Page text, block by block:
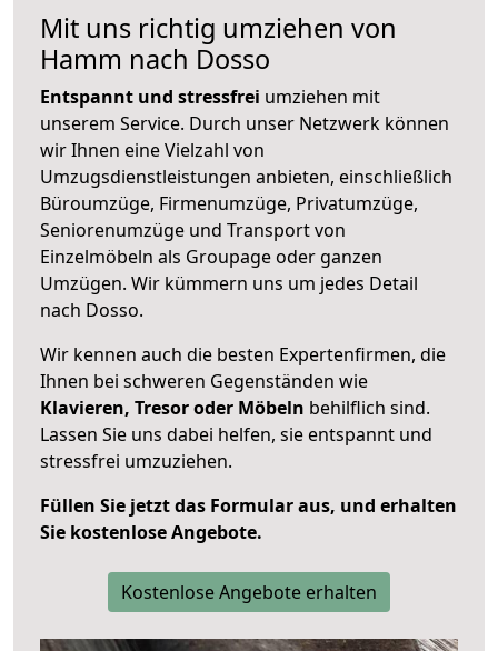
Mit uns richtig umziehen von
Hamm nach Dosso
Entspannt und stressfrei umziehen mit
unserem Service. Durch unser Netzwerk können
wir Ihnen eine Vielzahl von
Umzugsdienstleistungen anbieten, einschließlich
Büroumzüge, Firmenumzüge, Privatumzüge,
Seniorenumzüge und Transport von
Einzelmöbeln als Groupage oder ganzen
Umzügen. Wir kümmern uns um jedes Detail
nach Dosso.
Wir kennen auch die besten Expertenfirmen, die
Ihnen bei schweren Gegenständen wie
Klavieren, Tresor oder Möbeln behilflich sind.
Lassen Sie uns dabei helfen, sie entspannt und
stressfrei umzuziehen.
Füllen Sie jetzt das Formular aus, und erhalten
Sie kostenlose Angebote.
Kostenlose Angebote erhalten